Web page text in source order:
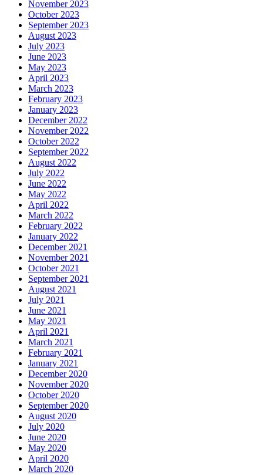
November 2023
October 2023
September 2023
August 2023
July 2023
June 2023
May 2023
April 2023
March 2023
February 2023
January 2023
December 2022
November 2022
October 2022
September 2022
August 2022
July 2022
June 2022
May 2022
April 2022
March 2022
February 2022
January 2022
December 2021
November 2021
October 2021
September 2021
August 2021
July 2021
June 2021
May 2021
April 2021
March 2021
February 2021
January 2021
December 2020
November 2020
October 2020
September 2020
August 2020
July 2020
June 2020
May 2020
April 2020
March 2020